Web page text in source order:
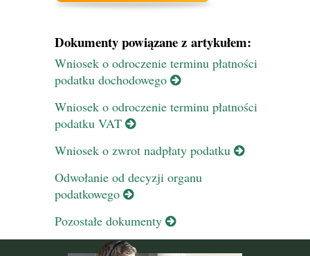
Dokumenty powiązane z artykułem:
Wniosek o odroczenie terminu płatności
podatku dochodowego
Wniosek o odroczenie terminu płatności
podatku VAT
Wniosek o zwrot nadpłaty podatku
Odwołanie od decyzji organu
podatkowego
Pozostałe dokumenty